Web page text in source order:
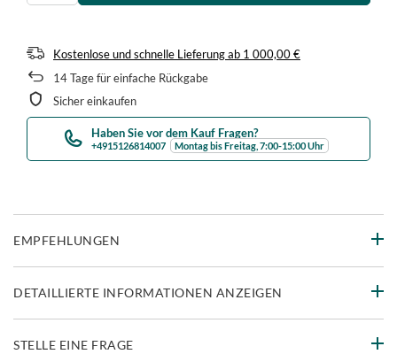
Kostenlose und schnelle Lieferungab 1 000,00 €
14Tage für einfache Rückgabe
Sicher einkaufen
Haben Sie vor dem Kauf Fragen?
+4915126814007 Montag bis Freitag, 7:00-15:00 Uhr
EMPFEHLUNGEN
DETAILLIERTE INFORMATIONEN ANZEIGEN
STELLE EINE FRAGE